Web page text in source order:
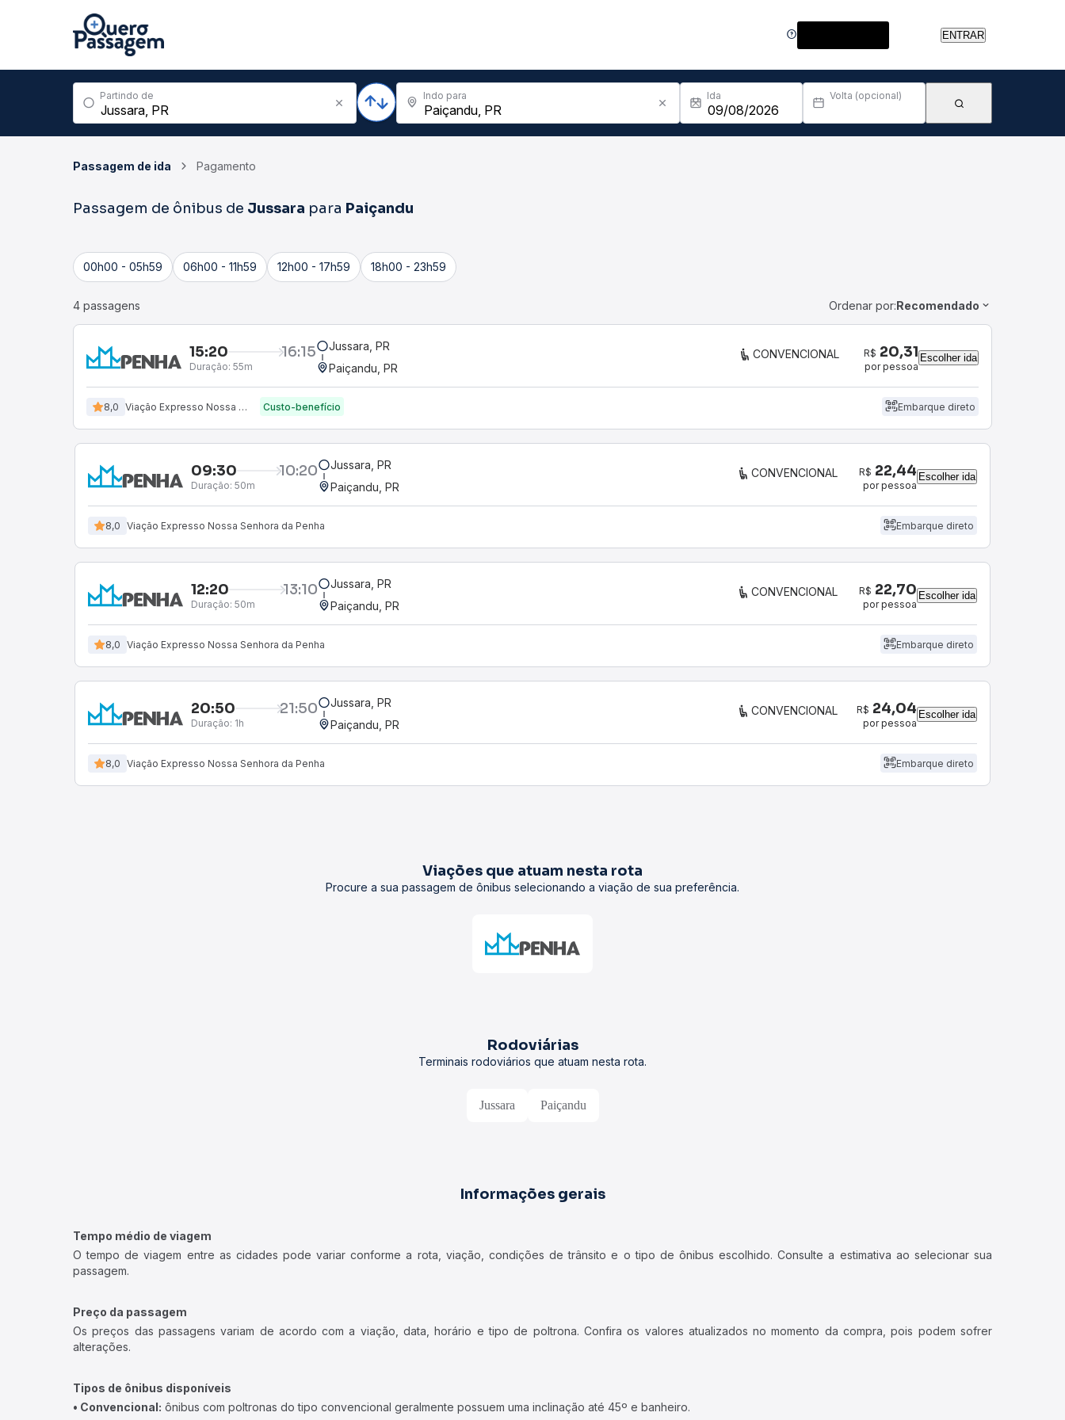
ENTRAR
Partindo de Indo para Ida Volta (opcional)
Passagem de ida Pagamento
Passagem de ônibus de Jussara para Paiçandu
00h00 - 05h59 06h00 - 11h59 12h00 - 17h59 18h00 - 23h59
4 passagens Ordenar por:Recomendado
15:20 16:15
Duração: 55m
Jussara, PR
Paiçandu, PR
CONVENCIONAL R$ 20,31
por pessoa
Escolher ida
8,0 Viação Expresso Nossa Senhora da Penha Custo-benefício Embarque direto
09:30 10:20
Duração: 50m
Jussara, PR
Paiçandu, PR
CONVENCIONAL R$ 22,44
por pessoa
Escolher ida
8,0 Viação Expresso Nossa Senhora da Penha Embarque direto
12:20 13:10
Duração: 50m
Jussara, PR
Paiçandu, PR
CONVENCIONAL R$ 22,70
por pessoa
Escolher ida
8,0 Viação Expresso Nossa Senhora da Penha Embarque direto
20:50 21:50
Duração: 1h
Jussara, PR
Paiçandu, PR
CONVENCIONAL R$ 24,04
por pessoa
Escolher ida
8,0 Viação Expresso Nossa Senhora da Penha Embarque direto
Viações que atuam nesta rota
Procure a sua passagem de ônibus selecionando a viação de sua preferência.
Rodoviárias
Terminais rodoviários que atuam nesta rota.
Jussara Paiçandu
Informações gerais
Tempo médio de viagem
O tempo de viagem entre as cidades pode variar conforme a rota, viação, condições de trânsito e o tipo de ônibus escolhido. Consulte a estimativa ao selecionar sua
passagem.
Preço da passagem
Os preços das passagens variam de acordo com a viação, data, horário e tipo de poltrona. Confira os valores atualizados no momento da compra, pois podem sofrer
alterações.
Tipos de ônibus disponíveis
• Convencional: ônibus com poltronas do tipo convencional geralmente possuem uma inclinação até 45º e banheiro.